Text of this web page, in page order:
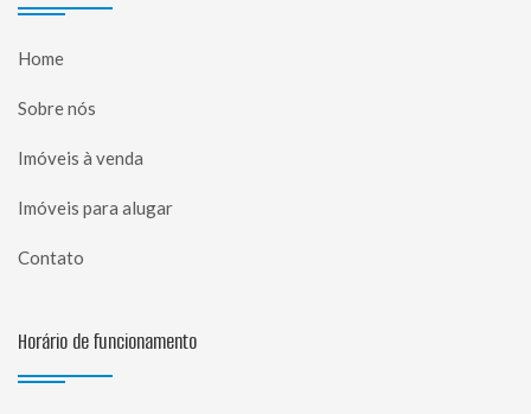
Home
Sobre nós
Imóveis à venda
Imóveis para alugar
Contato
Horário de funcionamento